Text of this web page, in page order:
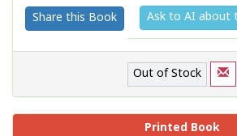
Share this Book Ask to AI about
Out of Stock
Printed Book